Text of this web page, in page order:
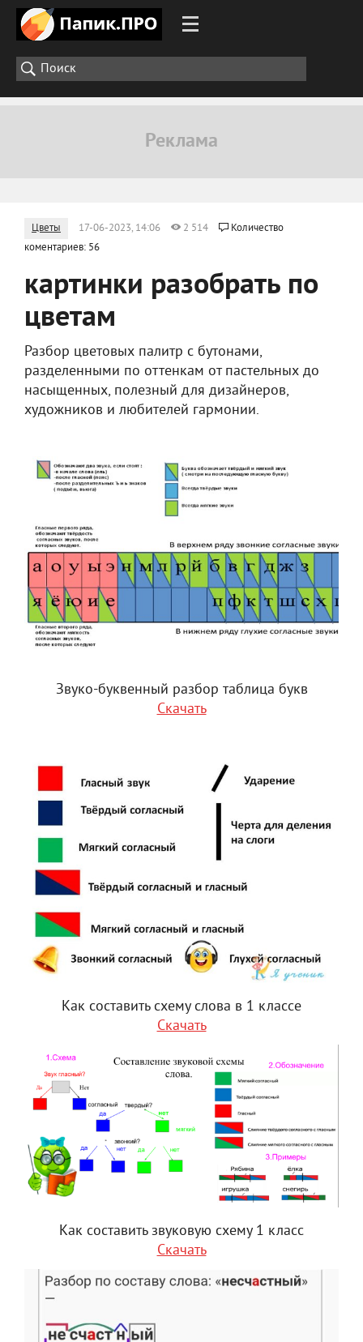
Цветы 17-06-2023, 14:06 2 514
Количество
коментариев: 56
картинки разобрать по
цветам
Разбор цветовых палитр с бутонами,
разделенными по оттенкам от пастельных до
насыщенных, полезный для дизайнеров,
художников и любителей гармонии.
Звуко-буквенный разбор таблица букв
Скачать
Как составить схему слова в 1 классе
Скачать
Как составить звуковую схему 1 класс
Скачать